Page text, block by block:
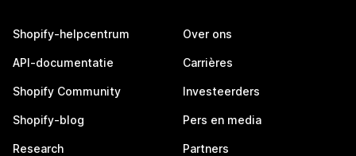
Shopify-helpcentrum
API-documentatie
Shopify Community
Shopify-blog
Research
Over ons
Carrières
Investeerders
Pers en media
Partners